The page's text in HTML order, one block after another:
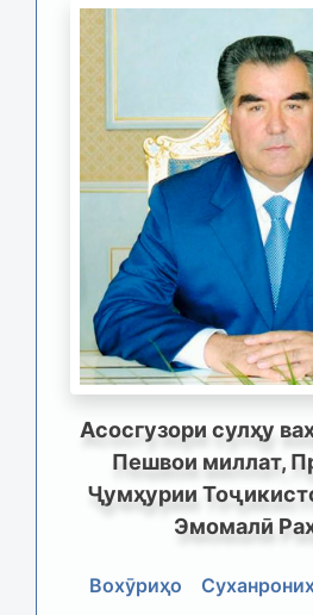
Асосгузори сулҳу
Пешвои миллат,
Ҷумҳурии
Эмомалӣ
Вохӯриҳо